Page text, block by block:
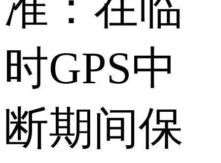
时GPS中
断期间保